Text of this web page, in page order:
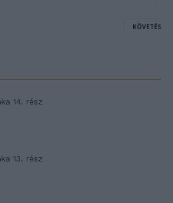
KÖVETÉS
14. rész
13. rész